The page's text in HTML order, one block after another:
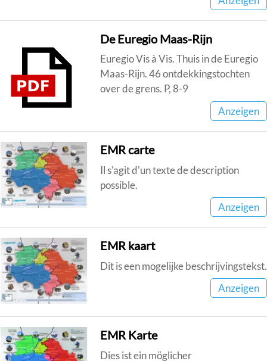
De Euregio Maas-Rijn
Euregio Vis à Vis. Thuis in de Euregio
Maas-Rijn. 46 ontdekkingstochten
over de grens. P, 8-9
Anzeigen
EMR carte
Il s'agit d'un texte de description
possible.
Anzeigen
EMR kaart
Dit is een mogelijke beschrijvingstekst.
Anzeigen
EMR Karte
Dies ist ein möglicher